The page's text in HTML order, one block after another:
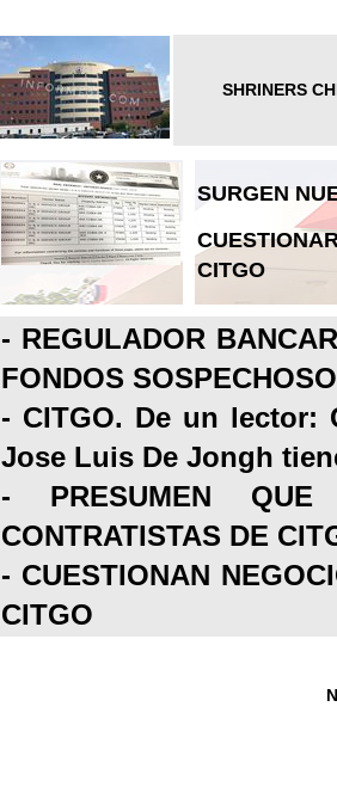
SHRINERS
SURGEN
CITGO
- REGULADOR
FONDOS
- CITGO. De un lector:
Jose Luis De Jongh
- PRESUMEN
CONTRATISTAS DE
- CUESTIONAN
CITGO